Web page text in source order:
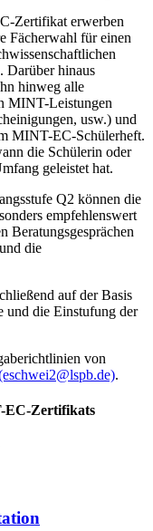
Zertifikat erwerben
Fächerwahl für einen
Darüber hinaus
hinweg alle
MINT-Leistungen
usw.) und
MINT-EC-Schülerheft.
die Schülerin oder
geleistet hat.
Q2 können die
empfehlenswert
Beratungsgesprächen
die
auf der Basis
und die Einstufung der
von
.
EC-Zertifikats